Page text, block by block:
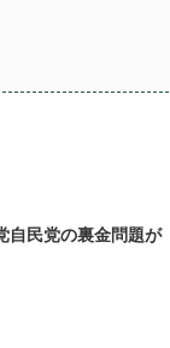
自民党の裏金問題が